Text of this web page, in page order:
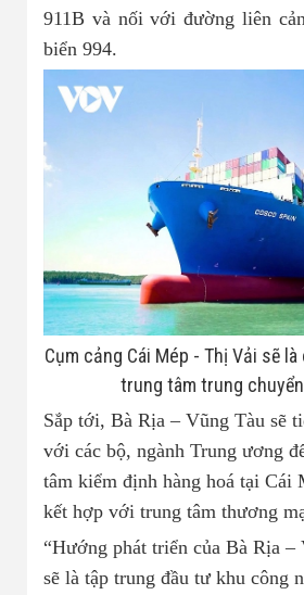
911B và nối với đường liên
biển 994.
Cụm cảng Cái Mép - Thị Vải sẽ
trung tâm trung
Sắp tới, Bà Rịa – Vũng Tàu sẽ
với các bộ, ngành Trung ương
tâm kiểm định hàng hoá tại Cái
kết hợp với trung tâm thương
“Hướng phát triển của Bà Rịa
sẽ là tập trung đầu tư khu công